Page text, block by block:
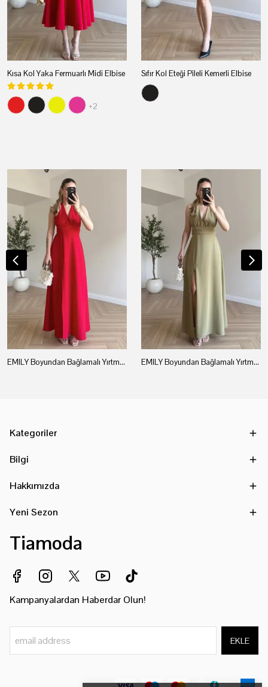
Kısa Kol Yaka Fermuarlı Midi Elbise
+2
Sıfır Kol Eteği Pileli Kemerli Elbise
EMILY Boyundan Bağlamalı Yırtmaçlı Elbise - Kırmızı EMILY Boyundan Bağlamalı Yırtmaçlı Elbise - Açık Yeşil
Kategoriler
Bilgi
Hakkımızda
Yeni Sezon
Tiamoda
Kampanyalardan Haberdar Olun!
EKLE